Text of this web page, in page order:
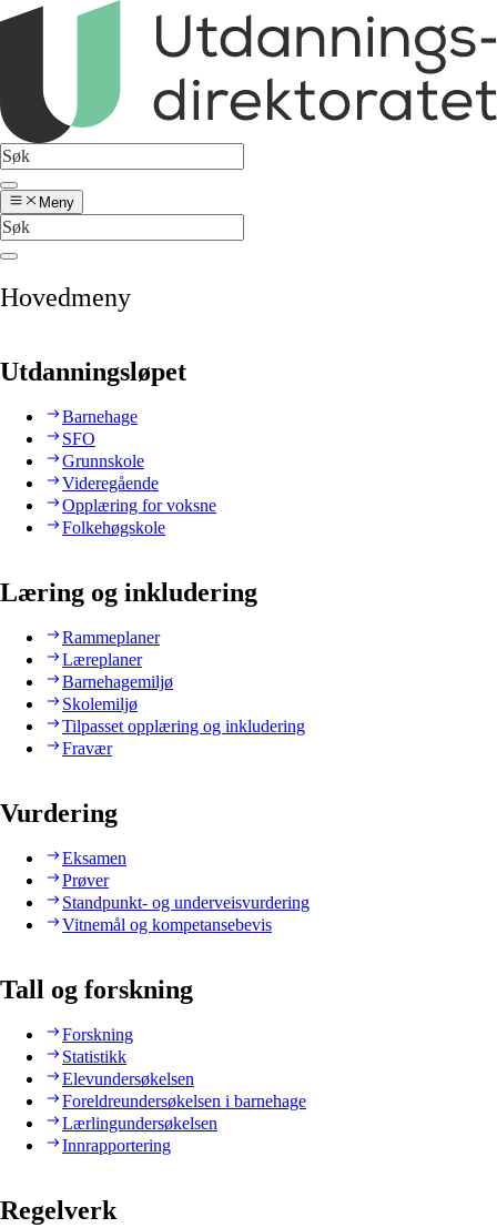
Meny
Hovedmeny
Utdanningsløpet
Barnehage
SFO
Grunnskole
Videregående
Opplæring for voksne
Folkehøgskole
Læring og inkludering
Rammeplaner
Læreplaner
Barnehagemiljø
Skolemiljø
Tilpasset opplæring og inkludering
Fravær
Vurdering
Eksamen
Prøver
Standpunkt- og underveisvurdering
Vitnemål og kompetansebevis
Tall og forskning
Forskning
Statistikk
Elevundersøkelsen
Foreldreundersøkelsen i barnehage
Lærlingundersøkelsen
Innrapportering
Regelverk